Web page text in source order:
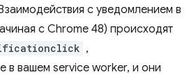
с уведомлением в
с Chrome 48) происходят
,
в вашем service worker, и они